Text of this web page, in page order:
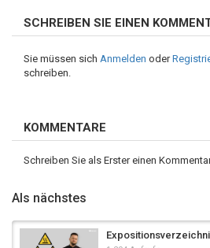
SCHREIBEN SIE EINEN
Sie müssen sich Anmelden oder
schreiben.
KOMMENTARE
Schreiben Sie als Erster einen
Als nächstes